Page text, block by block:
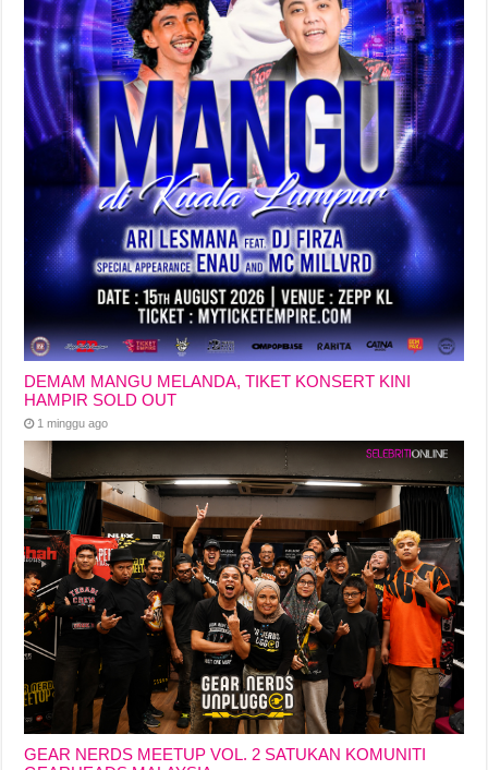
DEMAM MANGU MELANDA, TIKET KONSERT KINI
HAMPIR SOLD OUT
1 minggu ago
GEAR NERDS MEETUP VOL. 2 SATUKAN KOMUNITI